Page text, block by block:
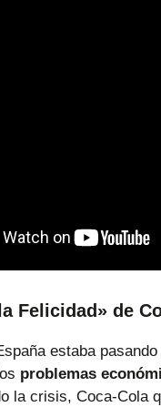
Felicidad» de
estaba pasando
problemas
la crisis, Coca-Cola